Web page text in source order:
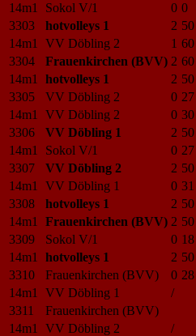
14m1
Sokol V/1 0 0
3303
hotvolleys 1 2 50
14m1
VV Döbling 2 1 60
3304
Frauenkirchen (BVV) 2 60
14m1
hotvolleys 1 2 50
3305
VV Döbling 2 0 27
14m1
VV Döbling 2 0 30
3306
VV Döbling 1 2 50
14m1
Sokol V/1 0 27
3307
VV Döbling 2 2 50
14m1
VV Döbling 1 0 31
3308
hotvolleys 1 2 50
14m1
Frauenkirchen (BVV) 2 50
3309
Sokol V/1 0 18
14m1
hotvolleys 1 2 50
3310
Frauenkirchen (BVV) 0 28
14m1
VV Döbling 1
/
3311
Frauenkirchen (BVV)
14m1
VV Döbling 2
/